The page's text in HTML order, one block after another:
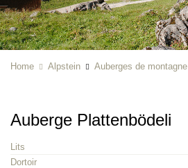
Home Alpstein Auberges de montagne
Auberge Plattenbödeli
Lits
Dortoir